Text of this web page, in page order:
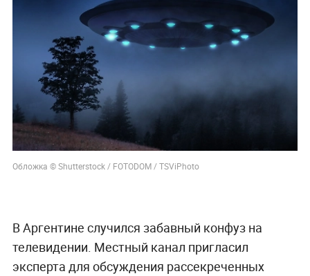
Обложка © Shutterstock / FOTODOM / TSViPhoto
В Аргентине случился забавный конфуз на
телевидении. Местный канал пригласил
эксперта для обсуждения рассекреченных